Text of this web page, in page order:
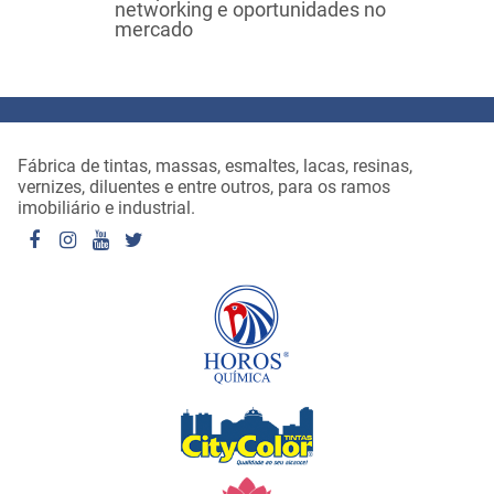
networking e oportunidades no
mercado
Fábrica de tintas, massas, esmaltes, lacas, resinas,
vernizes, diluentes e entre outros, para os ramos
imobiliário e industrial.